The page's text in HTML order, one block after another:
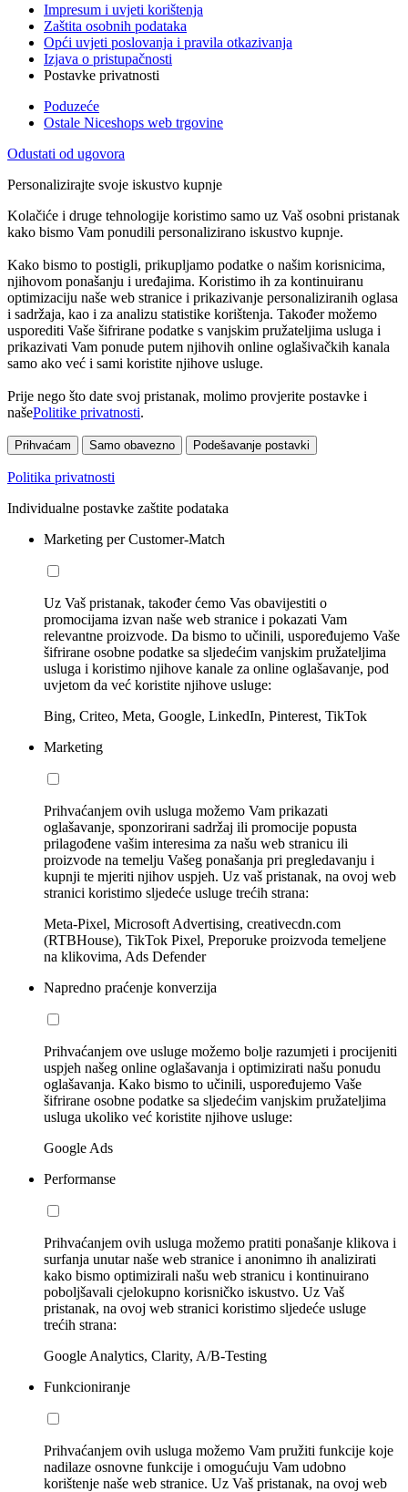
Impresum i uvjeti korištenja
Zaštita osobnih podataka
Opći uvjeti poslovanja i pravila otkazivanja
Izjava o pristupačnosti
Postavke privatnosti
Poduzeće
Ostale Niceshops web trgovine
Odustati od ugovora
Personalizirajte svoje iskustvo kupnje
Kolačiće i druge tehnologije koristimo samo uz Vaš osobni pristanak
kako bismo Vam ponudili personalizirano iskustvo kupnje.
Kako bismo to postigli, prikupljamo podatke o našim korisnicima,
njihovom ponašanju i uređajima. Koristimo ih za kontinuiranu
optimizaciju naše web stranice i prikazivanje personaliziranih oglasa
i sadržaja, kao i za analizu statistike korištenja. Također možemo
usporediti Vaše šifrirane podatke s vanjskim pružateljima usluga i
prikazivati Vam ponude putem njihovih online oglašivačkih kanala
samo ako već i sami koristite njihove usluge.
Prije nego što date svoj pristanak, molimo provjerite postavke i
našePolitike privatnosti.
Prihvaćam Samo obavezno Podešavanje postavki
Politika privatnosti
Individualne postavke zaštite podataka
Marketing per Customer-Match
Uz Vaš pristanak, također ćemo Vas obavijestiti o
promocijama izvan naše web stranice i pokazati Vam
relevantne proizvode. Da bismo to učinili, uspoređujemo Vaše
šifrirane osobne podatke sa sljedećim vanjskim pružateljima
usluga i koristimo njihove kanale za online oglašavanje, pod
uvjetom da već koristite njihove usluge:
Bing, Criteo, Meta, Google, LinkedIn, Pinterest, TikTok
Marketing
Prihvaćanjem ovih usluga možemo Vam prikazati
oglašavanje, sponzorirani sadržaj ili promocije popusta
prilagođene vašim interesima za našu web stranicu ili
proizvode na temelju Vašeg ponašanja pri pregledavanju i
kupnji te mjeriti njihov uspjeh. Uz vaš pristanak, na ovoj web
stranici koristimo sljedeće usluge trećih strana:
Meta-Pixel, Microsoft Advertising, creativecdn.com
(RTBHouse), TikTok Pixel, Preporuke proizvoda temeljene
na klikovima, Ads Defender
Napredno praćenje konverzija
Prihvaćanjem ove usluge možemo bolje razumjeti i procijeniti
uspjeh našeg online oglašavanja i optimizirati našu ponudu
oglašavanja. Kako bismo to učinili, uspoređujemo Vaše
šifrirane osobne podatke sa sljedećim vanjskim pružateljima
usluga ukoliko već koristite njihove usluge:
Google Ads
Performanse
Prihvaćanjem ovih usluga možemo pratiti ponašanje klikova i
surfanja unutar naše web stranice i anonimno ih analizirati
kako bismo optimizirali našu web stranicu i kontinuirano
poboljšavali cjelokupno korisničko iskustvo. Uz Vaš
pristanak, na ovoj web stranici koristimo sljedeće usluge
trećih strana:
Google Analytics, Clarity, A/B-Testing
Funkcioniranje
Prihvaćanjem ovih usluga možemo Vam pružiti funkcije koje
nadilaze osnovne funkcije i omogućuju Vam udobno
korištenje naše web stranice. Uz Vaš pristanak, na ovoj web